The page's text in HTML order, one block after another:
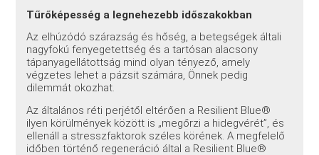
Tűrőképesség a legnehezebb időszakokban
Az elhúzódó szárazság és hőség, a betegségek általi
nagyfokú fenyegetettség és a tartósan alacsony
tápanyagellátottság mind olyan tényező, amely
végzetes lehet a pázsit számára, Önnek pedig
dilemmát okozhat.
Az általános réti perjétől eltérően a Resilient Blue®
ilyen körülmények között is „megőrzi a hidegvérét”, és
ellenáll a stresszfaktorok széles körének. A megfelelő
időben történő regeneráció által a Resilient Blue®